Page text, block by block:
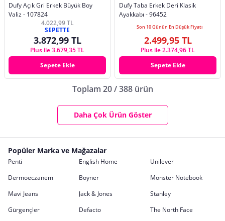
Dufy Açık Gri Erkek Büyük Boy
Valiz - 107824
4.022,99 TL
SEPETTE
3.872,99 TL
Plus ile 3.679,35 TL
Sepete Ekle
Dufy Taba Erkek Deri Klasik
Ayakkabı - 96452
Son 10 Günün En Düşük Fiyatı
2.499,95 TL
Plus ile 2.374,96 TL
Sepete Ekle
Toplam 20 / 388 ürün
Daha Çok Ürün Göster
Popüler Marka ve Mağazalar
Penti English Home
Unilever
Dermoeczanem
Boyner
Monster Notebook
Mavi Jeans
Jack & Jones
Stanley
Gürgençler
Defacto
The North Face